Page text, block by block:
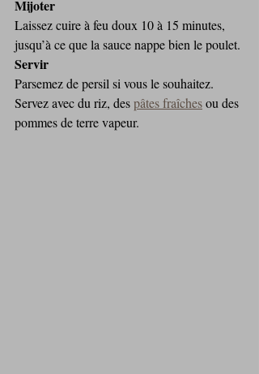
Mijoter
Laissez cuire à feu doux 10 à 15 minutes,
jusqu’à ce que la sauce nappe bien le poulet.
Servir
Parsemez de persil si vous le souhaitez.
Servez avec du riz, des pâtes fraîches ou des
pommes de terre vapeur.